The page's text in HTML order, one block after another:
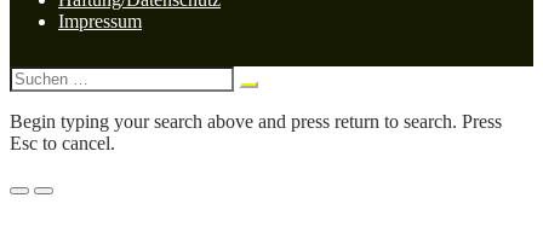
NavigationImpressum
Suche
nach:
Begin typing your search above and press return to search. Press
Esc to cancel.
Menü